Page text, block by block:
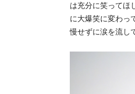
は充分に笑ってほ
に大爆笑に変わっ
慢せずに涙を流し